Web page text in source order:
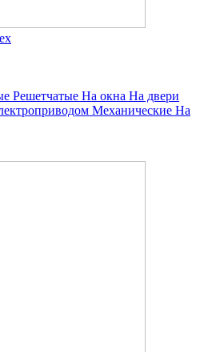
Решетчатые На окна На двери
Механические На